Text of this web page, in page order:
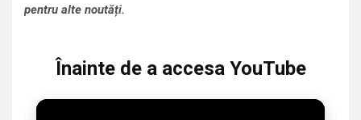
pentru alte noutăți.
Înainte de a accesa YouTube